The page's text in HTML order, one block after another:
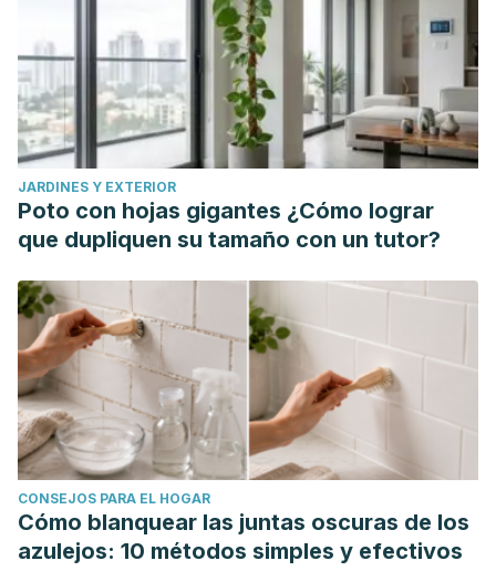
JARDINES Y EXTERIOR
Poto con hojas gigantes ¿Cómo lograr
que dupliquen su tamaño con un tutor?
CONSEJOS PARA EL HOGAR
Cómo blanquear las juntas oscuras de los
azulejos: 10 métodos simples y efectivos